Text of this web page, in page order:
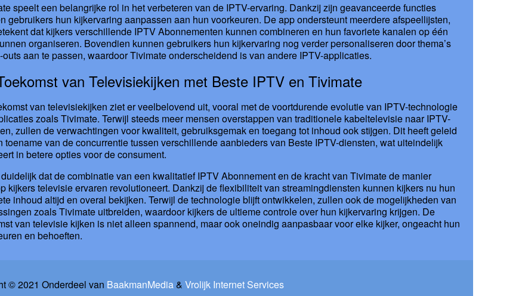
speelt een belangrijke rol in het verbeteren van de IPTV-ervaring. Dankzij zijn geavanceerde functies
gebruikers hun kijkervaring aanpassen aan hun voorkeuren. De app ondersteunt meerdere afspeellijsten,
dat kijkers verschillende IPTV Abonnementen kunnen combineren en hun favoriete kanalen op één
organiseren. Bovendien kunnen gebruikers hun kijkervaring nog verder personaliseren door thema’s
outs aan te passen, waardoor Tivimate onderscheidend is van andere IPTV-applicaties.
van Televisiekijken met Beste IPTV en Tivimate
van televisiekijken ziet er veelbelovend uit, vooral met de voortdurende evolutie van IPTV-technologie
zoals Tivimate. Terwijl steeds meer mensen overstappen van traditionele kabeltelevisie naar IPTV-
zullen de verwachtingen voor kwaliteit, gebruiksgemak en toegang tot inhoud ook stijgen. Dit heeft geleid
toename van de concurrentie tussen verschillende aanbieders van Beste IPTV-diensten, wat uiteindelijk
in betere opties voor de consument.
dat de combinatie van een kwalitatief IPTV Abonnement en de kracht van Tivimate de manier
kijkers televisie ervaren revolutioneert. Dankzij de flexibiliteit van streamingdiensten kunnen kijkers nu hun
inhoud altijd en overal bekijken. Terwijl de technologie blijft ontwikkelen, zullen ook de mogelijkheden van
zoals Tivimate uitbreiden, waardoor kijkers de ultieme controle over hun kijkervaring krijgen. De
van televisie kijken is niet alleen spannend, maar ook oneindig aanpasbaar voor elke kijker, ongeacht hun
en behoeften.
© 2021 Onderdeel van BaakmanMedia& Vrolijk Internet Services